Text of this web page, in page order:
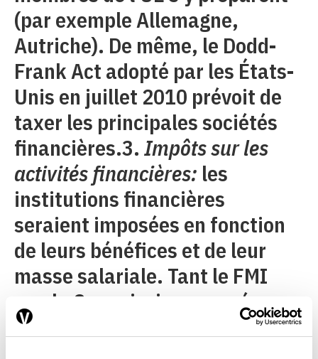
(par exemple Allemagne,
Autriche). De même, le Dodd-
Frank Act adopté par les États-
Unis en juillet 2010 prévoit de
taxer les principales sociétés
financières.3. Impôts sur les
activités financières: les
institutions financières
seraient imposées en fonction
de leurs bénéfices et de leur
masse salariale. Tant le FMI
que la Commission européenne
préconisent l’introduction d’un